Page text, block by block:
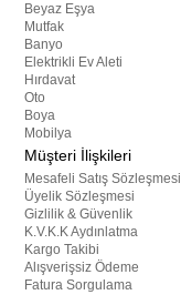
Beyaz Eşya
Mutfak
Banyo
Elektrikli Ev Aleti
Hırdavat
Oto
Boya
Mobilya
Müşteri İlişkileri
Mesafeli Satış Sözleşmesi
Üyelik Sözleşmesi
Gizlilik & Güvenlik
K.V.K.K Aydınlatma
Kargo Takibi
Alışverişsiz Ödeme
Fatura Sorgulama